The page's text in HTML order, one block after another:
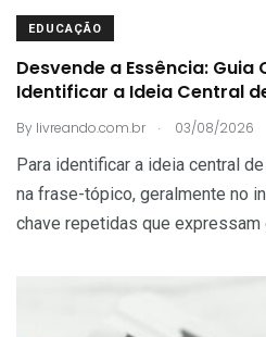
EDUCAÇÃO
Desvende a Essência:
Identificar a Ideia Central
By livreando.com.br . 03/08/2026
Para identificar a ideia central
na frase-tópico, geralmente no
chave repetidas que expressam